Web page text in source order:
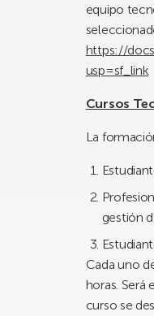
equipo
https://
usp=sf_link
Cursos
La
gestión
Cada uno
horas. Será
curso se